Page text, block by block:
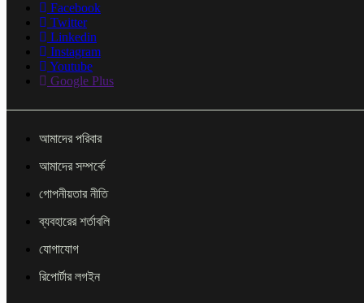
Facebook
Twitter
Linkedin
Instagram
Youtube
Google Plus
আমাদের পরিবার
আমাদের সম্পর্কে
গোপনীয়তার নীতি
ব্যবহারের শর্তাবলি
যোগাযোগ
রিপোর্টার লগইন